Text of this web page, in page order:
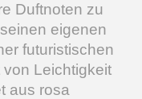
Duftnoten zu
eigenen
futuristischen
Leichtigkeit
aus rosa